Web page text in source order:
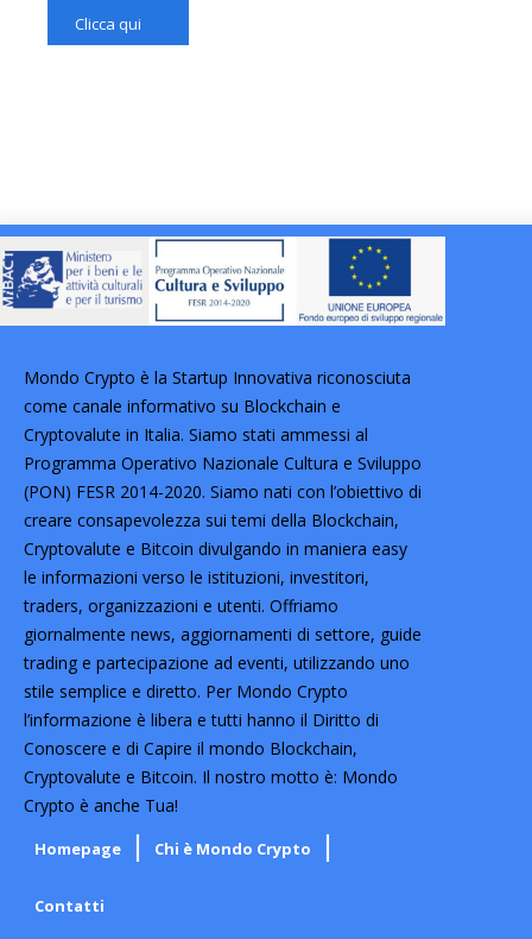
Clicca qui
Mondo Crypto è la Startup Innovativa riconosciuta
come canale informativo su Blockchain e
Cryptovalute in Italia. Siamo stati ammessi al
Programma Operativo Nazionale Cultura e Sviluppo
(PON) FESR 2014-2020. Siamo nati con l’obiettivo di
creare consapevolezza sui temi della Blockchain,
Cryptovalute e Bitcoin divulgando in maniera easy
le informazioni verso le istituzioni, investitori,
traders, organizzazioni e utenti. Offriamo
giornalmente news, aggiornamenti di settore, guide
trading e partecipazione ad eventi, utilizzando uno
stile semplice e diretto. Per Mondo Crypto
l’informazione è libera e tutti hanno il Diritto di
Conoscere e di Capire il mondo Blockchain,
Cryptovalute e Bitcoin. Il nostro motto è: Mondo
Crypto è anche Tua!
Homepage Chi è Mondo Crypto
Contatti